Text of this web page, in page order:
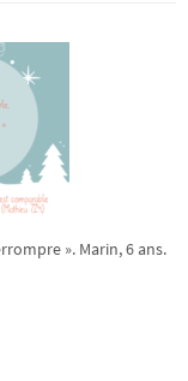
». Marin, 6 ans.